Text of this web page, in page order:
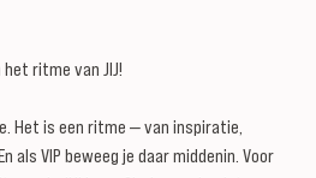
het ritme van JIJ!
Het is een ritme — van inspiratie,
als VIP beweeg je daar middenin. Voor